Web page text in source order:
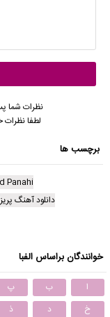
نظرات شما
لطفا نظرات
برچسب ها
Panahi
دانلود آهنگ
خوانندگان براساس الفبا
ا ب پ
خ
د ذ